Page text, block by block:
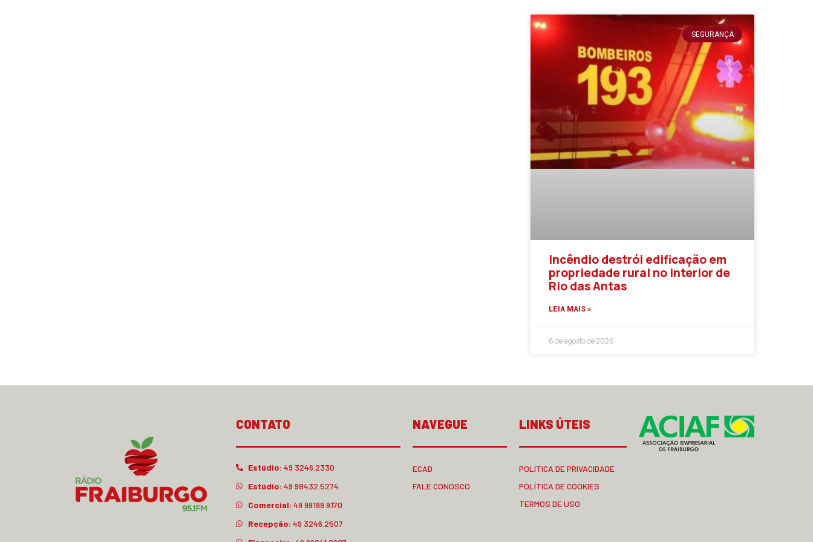
SEGURANÇA
Incêndio destrói edificação em
propriedade rural no interior de
Rio das Antas
LEIA MAIS »
6 de agosto de 2026
CONTATO
Estúdio: 49 3246.2330
Estúdio: 49 98432.5274
Comercial: 49 99199.9170
Recepção: 49 3246.2507
NAVEGUE
ECAD
FALE CONOSCO
LINKS ÚTEIS
POLÍTICA DE PRIVACIDADE
POLÍTICA DE COOKIES
TERMOS DE USO